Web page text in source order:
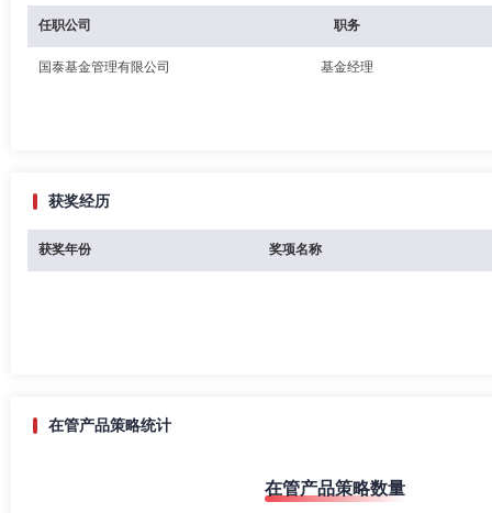
任职公司 职务
国泰基金管理有限公司 基金经理
获奖经历
获奖年份 奖项名称
在管产品策略统计
在管产品策略数量